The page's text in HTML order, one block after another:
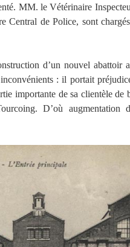
MM. le Vétérinaire
Central de Police, sont
d’un nouvel abattoir
: il portait
importante de sa clientèle de
D’où augmentation